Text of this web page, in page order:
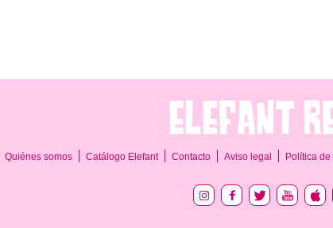
Quiénes somos Catálogo Elefant Contacto Aviso legal Política